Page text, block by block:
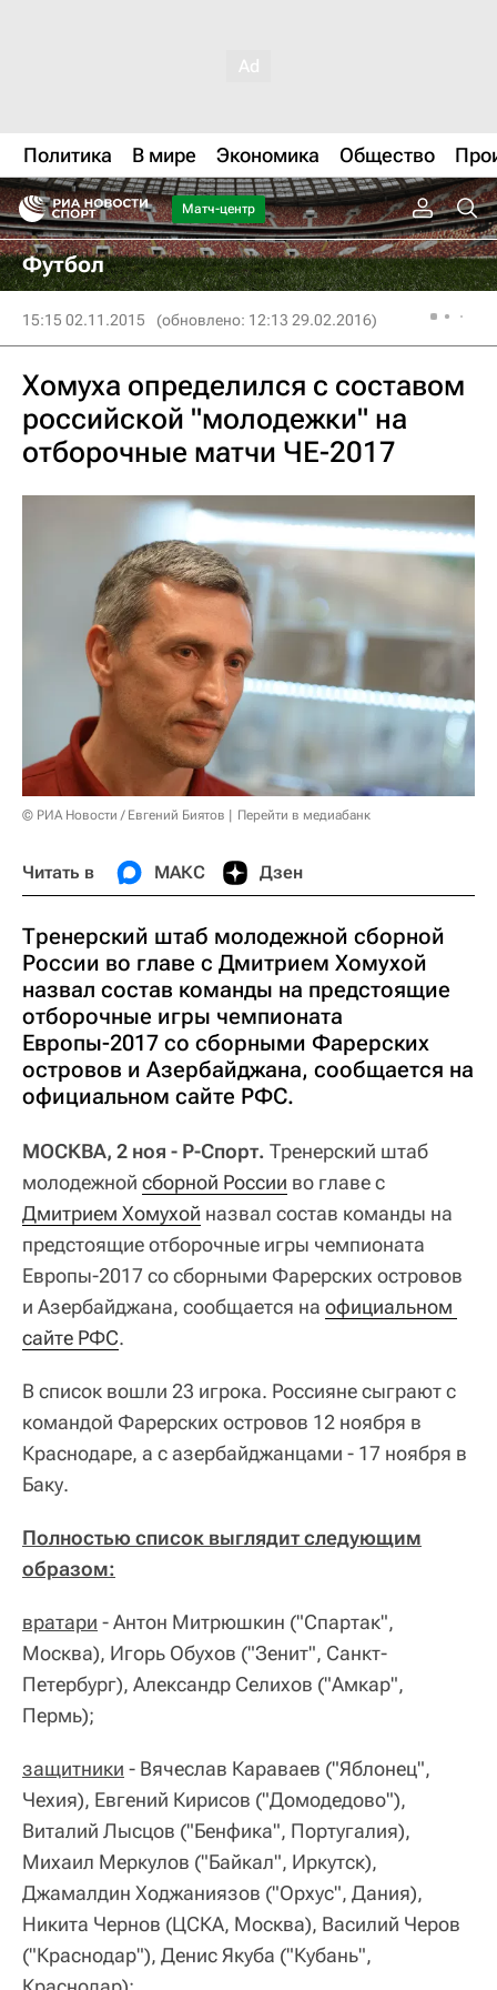
Политика В мире Экономика Общество
Матч-центр
Футбол
15:15 02.11.2015 (обновлено: 12:13 29.02.2016)
Хомуха определился с составом
российской "молодежки" на
отборочные матчи ЧЕ-2017
© РИА Новости / Евгений Биятов Перейти в медиабанк
Читать в МАКС Дзен
Тренерский штаб молодежной сборной
России во главе с Дмитрием Хомухой
назвал состав команды на предстоящие
отборочные игры чемпионата
Европы-2017 со сборными Фарерских
островов и Азербайджана, сообщается на
официальном сайте РФС.
МОСКВА, 2 ноя - Р-Спорт. Тренерский штаб
молодежной сборной России во главе с
Дмитрием Хомухой назвал состав команды на
предстоящие отборочные игры чемпионата
Европы-2017 со сборными Фарерских островов
и Азербайджана, сообщается на официальном
сайте РФС.
В список вошли 23 игрока. Россияне сыграют с
командой Фарерских островов 12 ноября в
Краснодаре, а c азербайджанцами - 17 ноября в
Баку.
Полностью список выглядит следующим
образом:
вратари - Антон Митрюшкин ("Спартак",
Москва), Игорь Обухов ("Зенит", Санкт-
Петербург), Александр Селихов ("Амкар",
Пермь);
защитники - Вячеслав Караваев ("Яблонец",
Чехия), Евгений Кирисов ("Домодедово"),
Виталий Лысцов ("Бенфика", Португалия),
Михаил Меркулов ("Байкал", Иркутск),
Джамалдин Ходжаниязов ("Орхус", Дания),
Никита Чернов (ЦСКА, Москва), Василий Черов
("Краснодар"), Денис Якуба ("Кубань",